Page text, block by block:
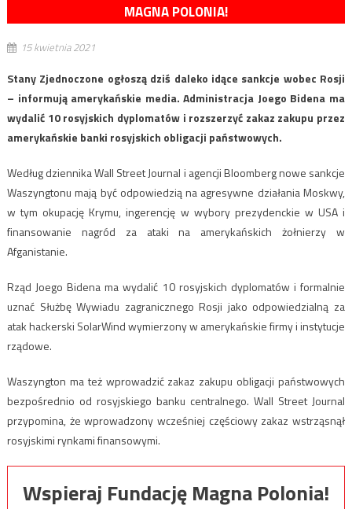
MAGNA POLONIA!
15 kwietnia 2021
Stany Zjednoczone ogłoszą dziś daleko idące sankcje wobec Rosji
– informują amerykańskie media. Administracja Joego Bidena ma
wydalić 10 rosyjskich dyplomatów i rozszerzyć zakaz zakupu przez
amerykańskie banki rosyjskich obligacji państwowych.
Według dziennika Wall Street Journal i agencji Bloomberg nowe sankcje
Waszyngtonu mają być odpowiedzią na agresywne działania Moskwy,
w tym okupację Krymu, ingerencję w wybory prezydenckie w USA i
finansowanie nagród za ataki na amerykańskich żołnierzy w
Afganistanie.
Rząd Joego Bidena ma wydalić 10 rosyjskich dyplomatów i formalnie
uznać Służbę Wywiadu zagranicznego Rosji jako odpowiedzialną za
atak hackerski SolarWind wymierzony w amerykańskie firmy i instytucje
rządowe.
Waszyngton ma też wprowadzić zakaz zakupu obligacji państwowych
bezpośrednio od rosyjskiego banku centralnego. Wall Street Journal
przypomina, że wprowadzony wcześniej częściowy zakaz wstrząsnął
rosyjskimi rynkami finansowymi.
Wspieraj Fundację Magna Polonia!